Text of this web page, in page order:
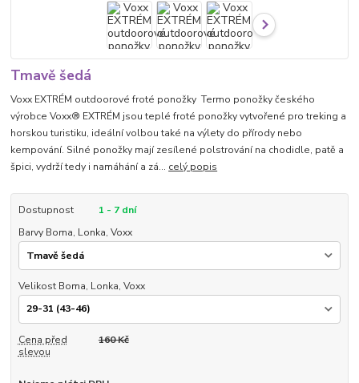
Tmavě šedá
Voxx EXTRÉM outdoorové froté ponožky Termo ponožky českého
výrobce Voxx® EXTRÉM jsou teplé froté ponožky vytvořené pro treking a
horskou turistiku, ideální volbou také na výlety do přírody nebo
kempování. Silné ponožky mají zesílené polstrování na chodidle, patě a
špici, vydrží tedy i namáhání a zá... celý popis
Dostupnost
1 - 7 dní
Barvy Boma, Lonka, Voxx
Velikost Boma, Lonka, Voxx
Cena před
slevou
160 Kč